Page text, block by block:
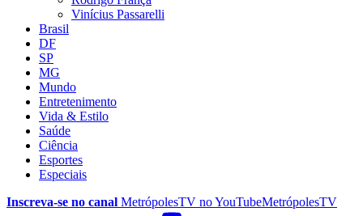
Vinícius Passarelli
Brasil
DF
SP
MG
Mundo
Entretenimento
Vida & Estilo
Saúde
Ciência
Esportes
Especiais
Inscreva-se no canal MetrópolesTV noYouTubeMetrópolesTV